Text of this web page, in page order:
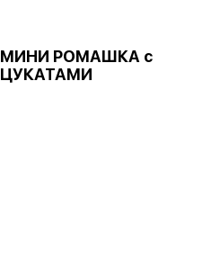
МИНИ РОМАШКА с
ЦУКАТАМИ